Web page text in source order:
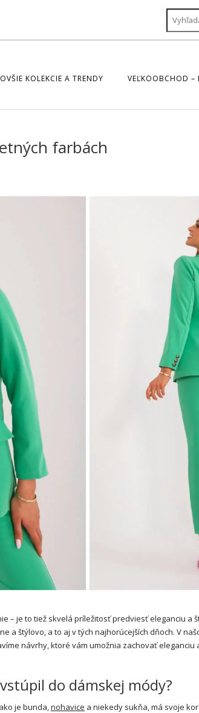
KOLEKCIE A TRENDY VEĽKOOBCHOD –
farbách
– je to tiež skvelá príležitosť predviesť eleganciu a
a štýlovo, a to aj v tých najhorúcejších dňoch. V
návrhy, ktoré vám umožnia zachovať eleganciu
do dámskej módy?
je bunda,nohavice a niekedy sukňa, má svoje